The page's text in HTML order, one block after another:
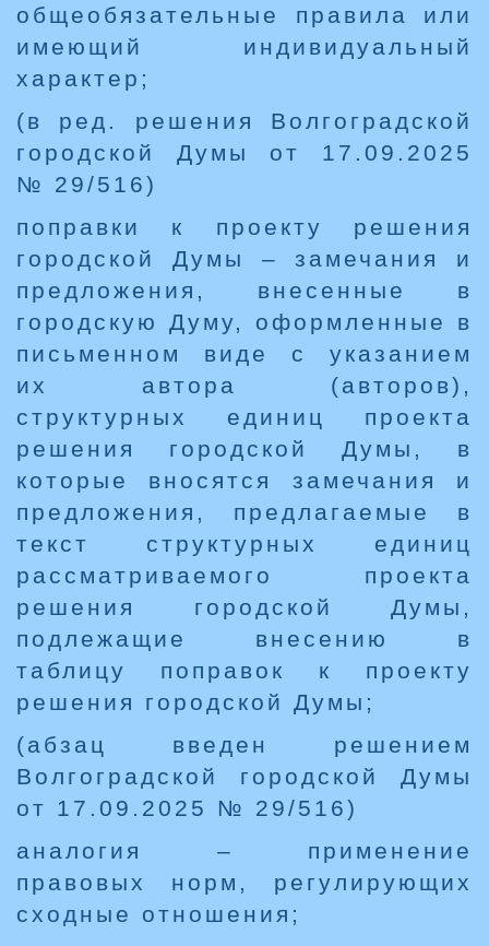
общеобязательные правила или
имеющий индивидуальный
характер;
(в ред. решения Волгоградской
городской Думы от 17.09.2025
№ 29/516)
поправки к проекту решения
городской Думы – замечания и
предложения, внесенные в
городскую Думу, оформленные в
письменном виде с указанием
их автора (авторов),
структурных единиц проекта
решения городской Думы, в
которые вносятся замечания и
предложения, предлагаемые в
текст структурных единиц
рассматриваемого проекта
решения городской Думы,
подлежащие внесению в
таблицу поправок к проекту
решения городской Думы;
(абзац введен решением
Волгоградской городской Думы
от 17.09.2025 № 29/516)
аналогия – применение
правовых норм, регулирующих
сходные отношения;